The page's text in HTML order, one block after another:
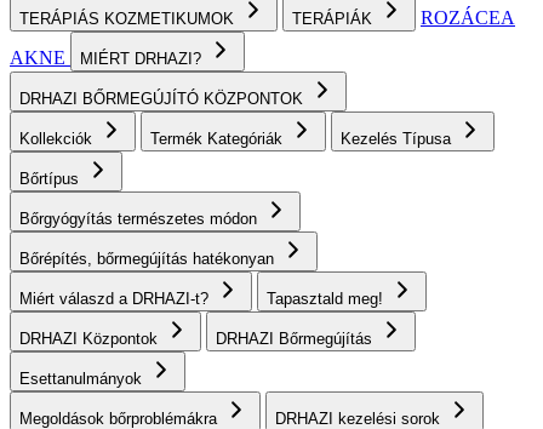
TERÁPIÁS KOZMETIKUMOK TERÁPIÁK
ROZÁCEA
AKNE
MIÉRT DRHAZI?
DRHAZI BŐRMEGÚJÍTÓ KÖZPONTOK
Kollekciók Termék Kategóriák Kezelés Típusa
Bőrtípus
Bőrgyógyítás természetes módon
Bőrépítés, bőrmegújítás hatékonyan
Miért válaszd a DRHAZI-t? Tapasztald meg!
DRHAZI Központok DRHAZI Bőrmegújítás
Esettanulmányok
Megoldások bőrproblémákra DRHAZI kezelési sorok